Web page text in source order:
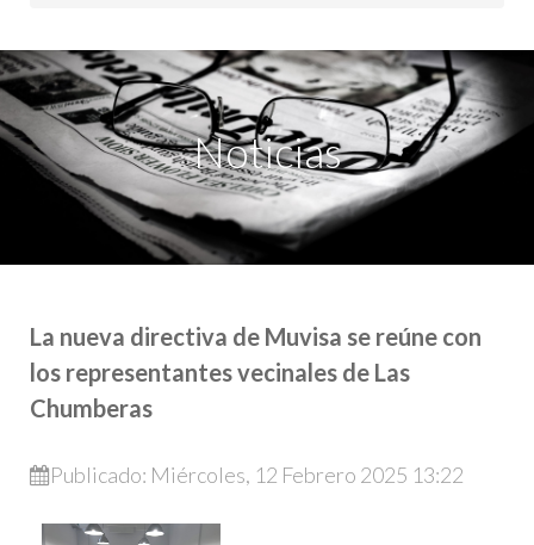
Noticias
La nueva directiva de Muvisa se reúne con
los representantes vecinales de Las
Chumberas
Publicado: Miércoles, 12 Febrero 2025 13:22